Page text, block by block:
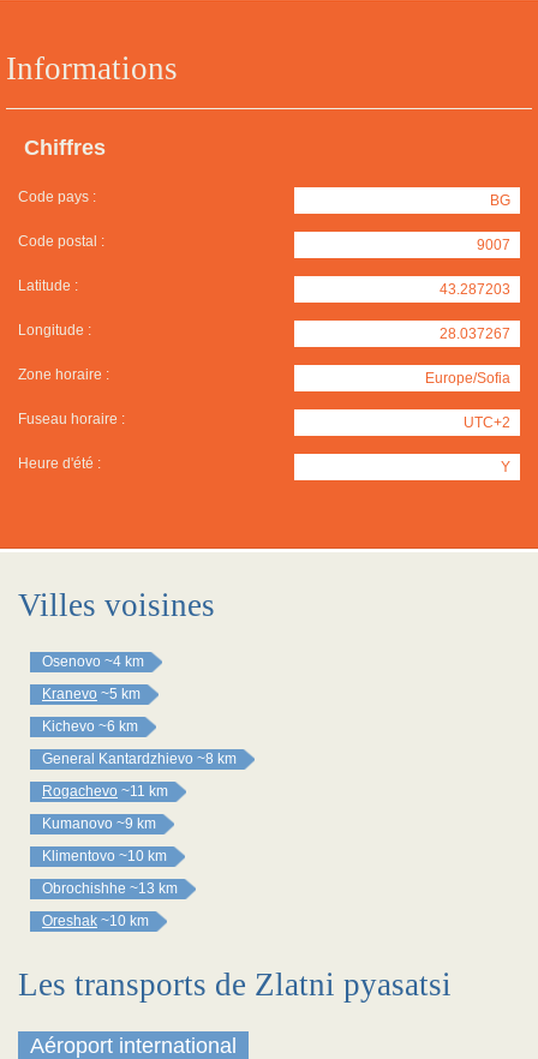
Informations
Chiffres
Code pays : BG
Code postal : 9007
Latitude : 43.287203
Longitude : 28.037267
Zone horaire : Europe/Sofia
Fuseau horaire : UTC+2
Heure d'été : Y
Villes voisines
Osenovo ~4 km
Kranevo ~5 km
Kichevo ~6 km
General Kantardzhievo ~8 km
Rogachevo ~11 km
Kumanovo ~9 km
Klimentovo ~10 km
Obrochishhe ~13 km
Oreshak ~10 km
Les transports de Zlatni pyasatsi
Aéroport international